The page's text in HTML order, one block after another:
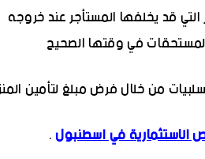
قد يخلفها المستأجر عند خروجه
في وقتها الصحيح
من خلال فرض مبلغ لتأمين
الاستثمارية في اسطنبول.